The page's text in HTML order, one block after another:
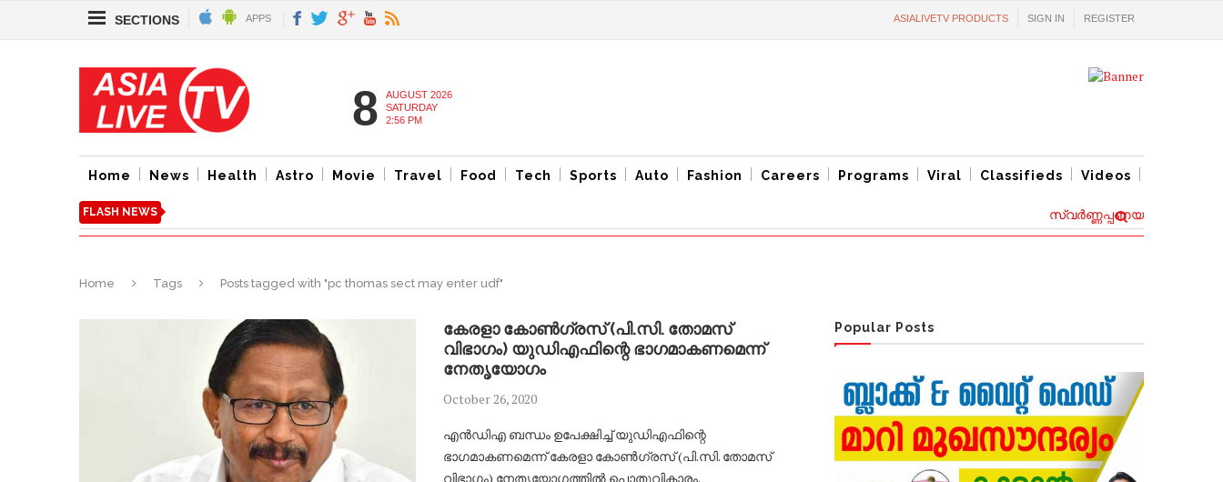
SECTIONS APPS ASIALIVETV PRODUCTS SIGN IN REGISTER
8
AUGUST 2026
SATURDAY
2:56 PM
Home News Health Astro Movie Travel Food Tech Sports Auto Fashion Careers Programs Viral Classifieds Videos
FLASH NEWS സ്വര്‍ണ്ണപ്പണയ വായ്പ്പകൾക്ക്
Home Tags Posts tagged with "pc thomas sect may enter udf"
കേരളാ കോൺഗ്രസ് (പി.സി. തോമസ്
വിഭാഗം) യുഡിഎഫിന്റെ ഭാഗമാകണമെന്ന്
നേതൃയോഗം
October 26, 2020
എൻഡിഎ ബന്ധം ഉപേക്ഷിച്ച് യുഡിഎഫിന്റെ
ഭാഗമാകണമെന്ന് കേരളാ കോൺഗ്രസ് (പി.സി. തോമസ്
വിഭാഗം) നേതൃയോഗത്തിൽ പൊതുവികാരം.
Popular Posts